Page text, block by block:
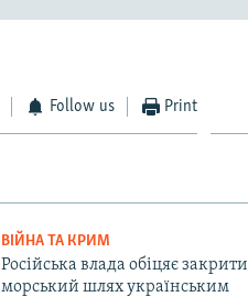
Follow us Print
ВІЙНА ТА КРИМ
Російська влада обіцяє закрити
морський шлях українським